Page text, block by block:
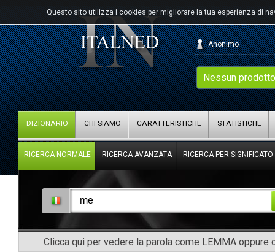
Questo sito utilizza i cookies per migliorare la tua esperienza di
Nessun
Anonimo
DIZIONARIO CHI SIAMO CARATTERISTICHE STATISTICHE
RICERCA NORMALE RICERCA AVANZATA RICERCA PER SIGNIFICATO
Clicca qui per vedere la parola come LEMMA oppure